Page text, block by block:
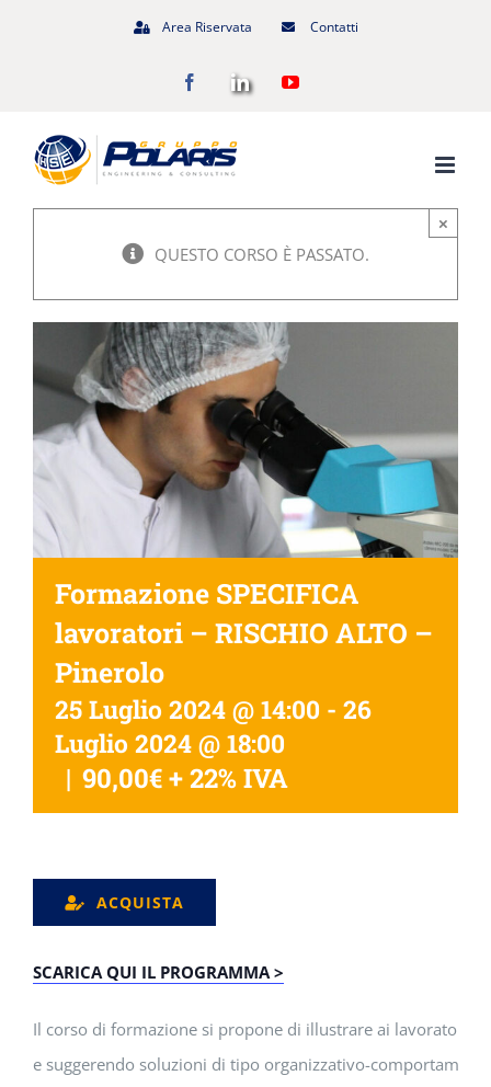
Area Riservata Contatti
FacebookLinkedInYouTube
QUESTO CORSO È PASSATO.
×
Formazione SPECIFICA
lavoratori – RISCHIO ALTO –
Pinerolo
25 Luglio 2024 @ 14:00 - 26
Luglio 2024 @ 18:00
| 90,00€ + 22% IVA
ACQUISTA
SCARICA QUI IL PROGRAMMA >
Il corso di formazione si propone di illustrare ai lavoratori i
e suggerendo soluzioni di tipo organizzativo-